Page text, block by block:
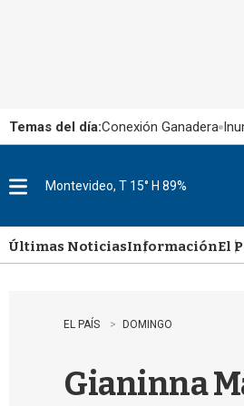
Temas del día:Conexión Ganadera
u
Montevideo, T 15° H 89%
Últimas NoticiasInformaciónEl
EL PAÍS DOMINGO
Gianinna